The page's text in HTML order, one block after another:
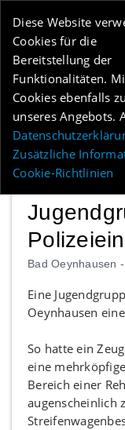
Online-
Diese Website
Cookies für die
Bereitstellung der
Funktionalitäten.
Cookies ebenfalls
unseres Angebots.
Zusätzliche
Cookie-Richtlinien
MENÜ
Bad Oeynhausen
Eine
Oeynhausen
So hatte ein
eine
Bereich einer
augenscheinlich